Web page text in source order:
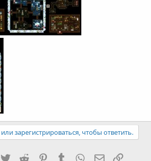
зарегистрироваться, чтобы ответить.
Twitter Reddit PinterestTumblr WhatsApp
E-mail